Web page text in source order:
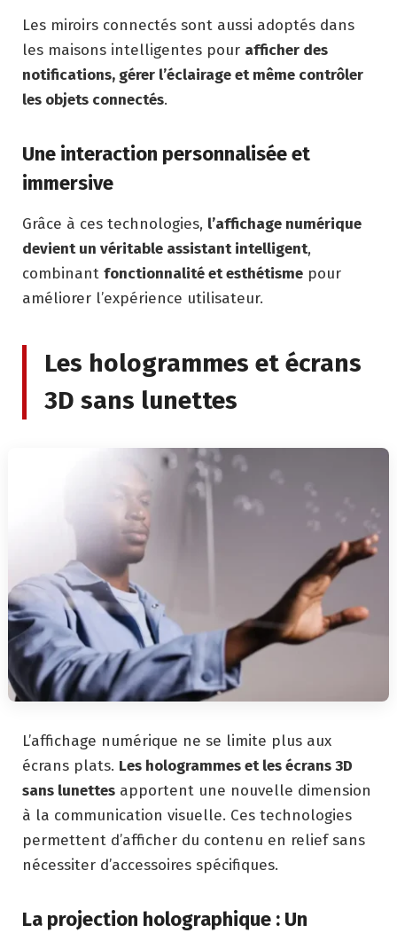
Les miroirs connectés sont aussi adoptés dans
les maisons intelligentes pour afficher des
notifications, gérer l’éclairage et même contrôler
les objets connectés.
Une interaction personnalisée et
immersive
Grâce à ces technologies, l’affichage numérique
devient un véritable assistant intelligent,
combinant fonctionnalité et esthétisme pour
améliorer l’expérience utilisateur.
Les hologrammes et écrans
3D sans lunettes
L’affichage numérique ne se limite plus aux
écrans plats. Les hologrammes et les écrans 3D
sans lunettes apportent une nouvelle dimension
à la communication visuelle. Ces technologies
permettent d’afficher du contenu en relief sans
nécessiter d’accessoires spécifiques.
La projection holographique : Un